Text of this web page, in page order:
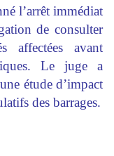
l’arrêt immédiat
de consulter
affectées avant
Le juge a
étude d’impact
des barrages.